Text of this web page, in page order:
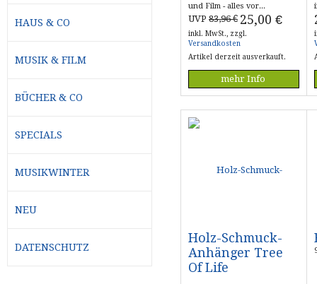
und Film - alles vor...
UVP 83,96 € 25,00 €
inkl. MwSt., zzgl.
Versandkosten
Artikel derzeit ausverkauft.
mehr Info
Holz-Schmuck-
Anhänger Tree
Of Life
HAUS & CO
MUSIK & FILM
BÜCHER & CO
SPECIALS
MUSIKWINTER
NEU
DATENSCHUTZ